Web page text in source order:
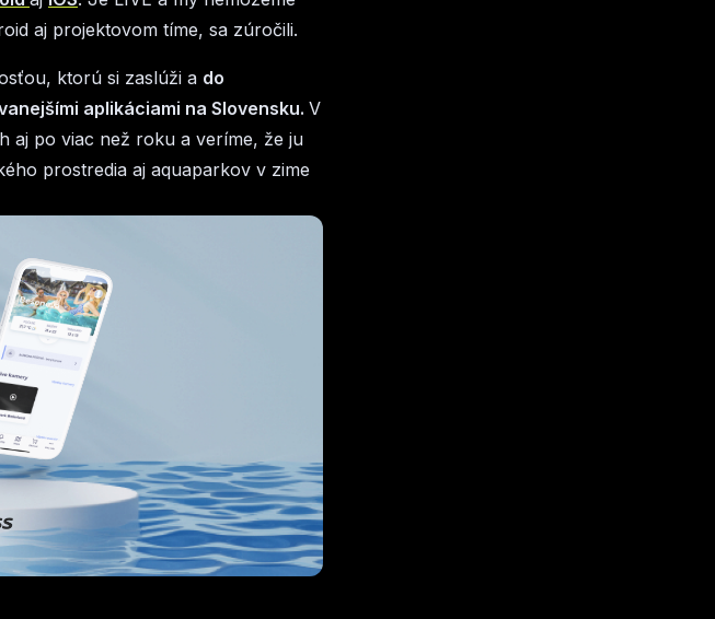
aj projektovom tíme, sa zúročili.
ktorú si zaslúži a do
aplikáciami na Slovensku. V
aj po viac než roku a veríme, že ju
prostredia aj aquaparkov v zime